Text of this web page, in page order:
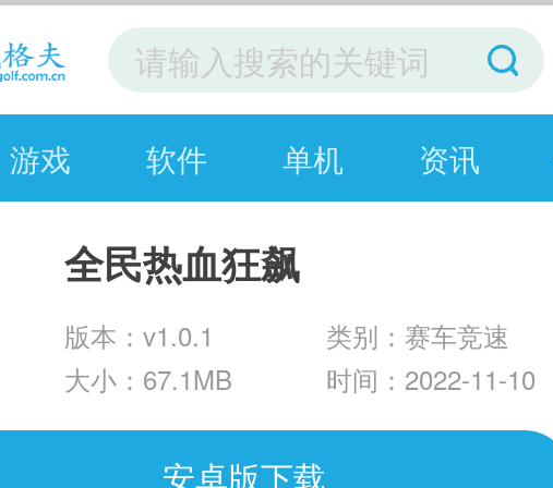
游戏 软件 单机 资讯
全民热血狂飙
版本：v1.0.1
类别：赛车竞速
大小：67.1MB
时间：2022-11-10
安卓版下载